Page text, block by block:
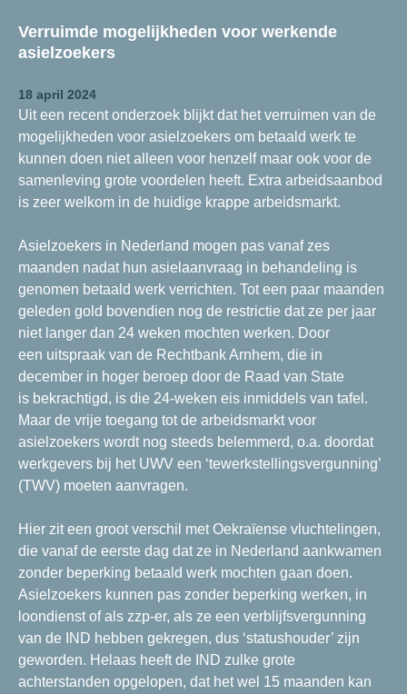
Verruimde mogelijkheden voor werkende
asielzoekers
18 april 2024
Uit een recent onderzoek blijkt dat het verruimen van de
mogelijkheden voor asielzoekers om betaald werk te
kunnen doen niet alleen voor henzelf maar ook voor de
samenleving grote voordelen heeft. Extra arbeidsaanbod
is zeer welkom in de huidige krappe arbeidsmarkt.
Asielzoekers in Nederland mogen pas vanaf zes
maanden nadat hun asielaanvraag in behandeling is
genomen betaald werk verrichten. Tot een paar maanden
geleden gold bovendien nog de restrictie dat ze per jaar
niet langer dan 24 weken mochten werken. Door
een uitspraak van de Rechtbank Arnhem, die in
december in hoger beroep door de Raad van State
is bekrachtigd, is die 24-weken eis inmiddels van tafel.
Maar de vrije toegang tot de arbeidsmarkt voor
asielzoekers wordt nog steeds belemmerd, o.a. doordat
werkgevers bij het UWV een ‘tewerkstellingsvergunning’
(TWV) moeten aanvragen.
Hier zit een groot verschil met Oekraïense vluchtelingen,
die vanaf de eerste dag dat ze in Nederland aankwamen
zonder beperking betaald werk mochten gaan doen.
Asielzoekers kunnen pas zonder beperking werken, in
loondienst of als zzp-er, als ze een verblijfsvergunning
van de IND hebben gekregen, dus ‘statushouder’ zijn
geworden. Helaas heeft de IND zulke grote
achterstanden opgelopen, dat het wel 15 maanden kan